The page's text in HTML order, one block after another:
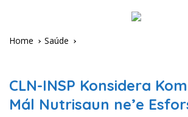
Home Saúde
CLN-INSP Konsidera
Mál Nutrisaun ne’e